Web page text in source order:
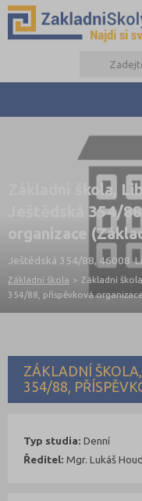
Základní škola,
Ještědská 354/
organizace
Ještědská 354/88, 46008
Základní škola > Základní
354/88, příspěvková
ZÁKLADNÍ
354/88,
Typ studia: Denní
Ředitel: Mgr. Lukáš